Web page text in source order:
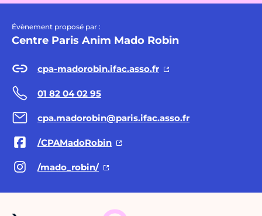
Évènement proposé par :
Centre Paris Anim Mado Robin
cpa-madorobin.ifac.asso.fr
01 82 04 02 95
cpa.madorobin@paris.ifac.asso.fr
/CPAMadoRobin
/mado_robin/